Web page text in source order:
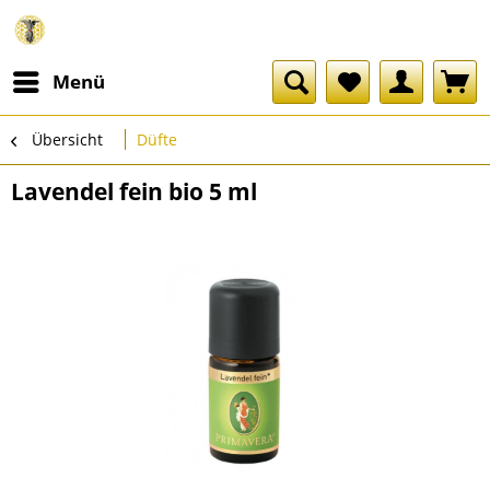
Menü
Übersicht Düfte
Lavendel fein bio 5 ml